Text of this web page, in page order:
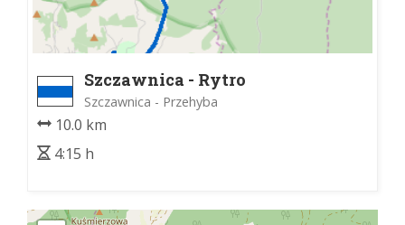
Szczawnica - Rytro
Szczawnica - Przehyba
10.0 km
4:15 h